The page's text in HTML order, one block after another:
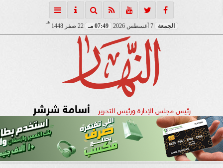
الجمعة 7 أغسطس 2026 07:49 مـ 22 صفر 1448
هـ
رئيس مجلس الإدارة ورئيس التحرير أسامة شرشر